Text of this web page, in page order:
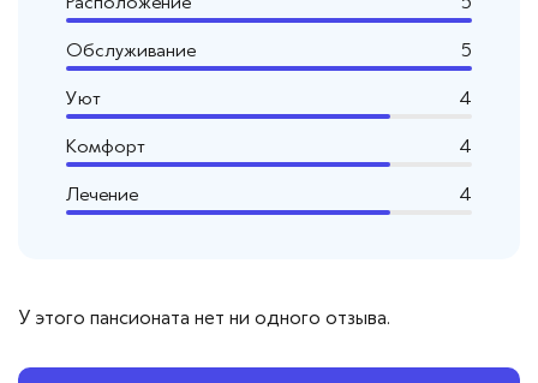
У этого пансионата нет ни одного отзыва.
Обслуживание 5
Уют 4
Комфорт 4
Лечение 4